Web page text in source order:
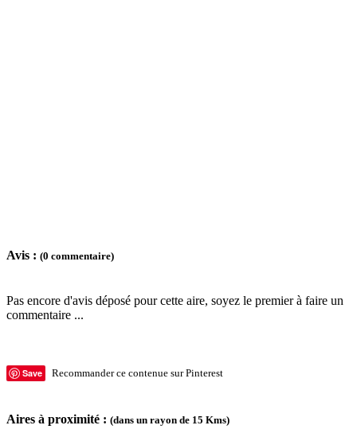
Avis : (0 commentaire)
Pas encore d'avis déposé pour cette aire, soyez le premier à faire un
commentaire ...
Save Recommander ce contenue sur Pinterest
Aires à proximité : (dans un rayon de 15 Kms)